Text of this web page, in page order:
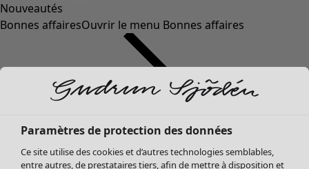
Nouveautés
Bonnes affairesOuvrir le menu Bonnes affaires
Paramètres de protection des données
Ce site utilise des cookies et d’autres technologies semblables,
entre autres, de prestataires tiers, afin de mettre à disposition et